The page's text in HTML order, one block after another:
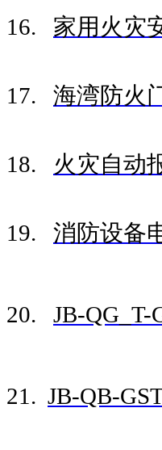
16. 家用火灾
17. 海湾防火
18. 火灾自动
19. 消防设备
20. JB-QG_T-
21. JB-QB-